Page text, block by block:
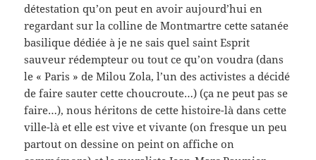
détestation qu’on peut en avoir aujourd’hui en
regardant sur la colline de Montmartre cette satanée
basilique dédiée à je ne sais quel saint Esprit
sauveur rédempteur ou tout ce qu’on voudra (dans
le « Paris » de Milou Zola, l’un des activistes a décidé
de faire sauter cette choucroute…) (ça ne peut pas se
faire…), nous héritons de cette histoire-là dans cette
ville-là et elle est vive et vivante (on fresque un peu
partout on dessine on peint on affiche on